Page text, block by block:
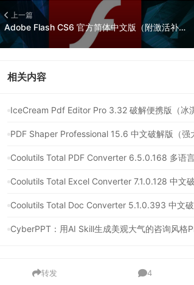
上一篇
Adobe Flash CS6 官方简体中文版（附激活补丁）
相关内容
IceCream Pdf Editor Pro 3.32 破解便携版（冰
PDF Shaper Professional 15.6 中文破解版（强
Coolutils Total PDF Converter 6.5.0.168 多语言
Coolutils Total Excel Converter 7.1.0.128 中文
Coolutils Total Doc Converter 5.1.0.393 中文破
CyberPPT：用AI Skill生成美观大气的咨询风格
转发 4